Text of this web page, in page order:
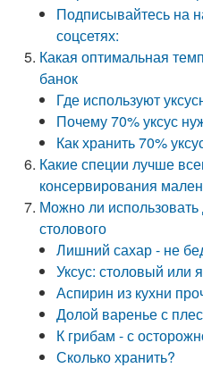
Подписывайтесь на
соцсетях:
Какая оптимальная
банок
Где используют
Почему 70% уксус
Как хранить 70%
Какие специи лучше
консервирования
Можно ли
столового
Лишний сахар - не
Уксус: столовый или
Аспирин из кухни
Долой варенье с
К грибам - с
Сколько хранить?